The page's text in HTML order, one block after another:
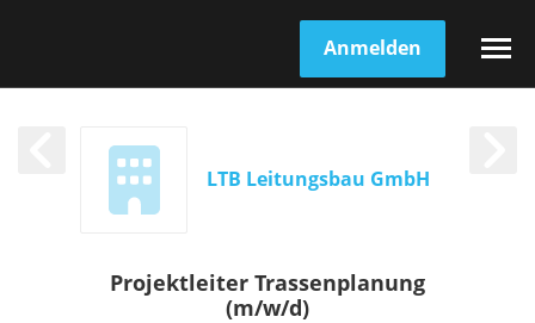
Anmelden
LTB Leitungsbau GmbH
Projektleiter Trassenplanung
(m/w/d)